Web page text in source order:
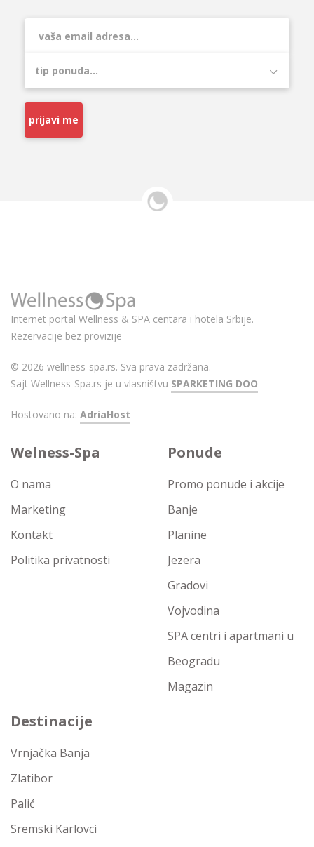
prijavi me
Internet portal Wellness & SPA centara i hotela Srbije.
Rezervacije bez provizije
© 2026 wellness-spa.rs. Sva prava zadržana.
Sajt Wellness-Spa.rs je u vlasništvu SPARKETING DOO
Hostovano na: AdriaHost
Welness-Spa
O nama
Marketing
Kontakt
Politika privatnosti
Ponude
Promo ponude i akcije
Banje
Planine
Jezera
Gradovi
Vojvodina
SPA centri i apartmani u
Beogradu
Magazin
Destinacije
Vrnjačka Banja
Zlatibor
Palić
Sremski Karlovci